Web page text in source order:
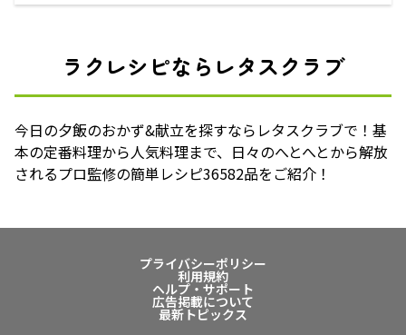
ラクレシピならレタスクラブ
今日の夕飯のおかず&献立を探すならレタスクラブで！基
本の定番料理から人気料理まで、日々のへとへとから解放
されるプロ監修の簡単レシピ36582品をご紹介！
プライバシーポリシー
利用規約
ヘルプ・サポート
広告掲載について
最新トピックス